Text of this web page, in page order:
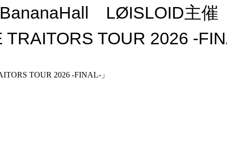
LØISLOID主催
TRAITORS TOUR 2026 -
TOUR 2026 -FINAL-」